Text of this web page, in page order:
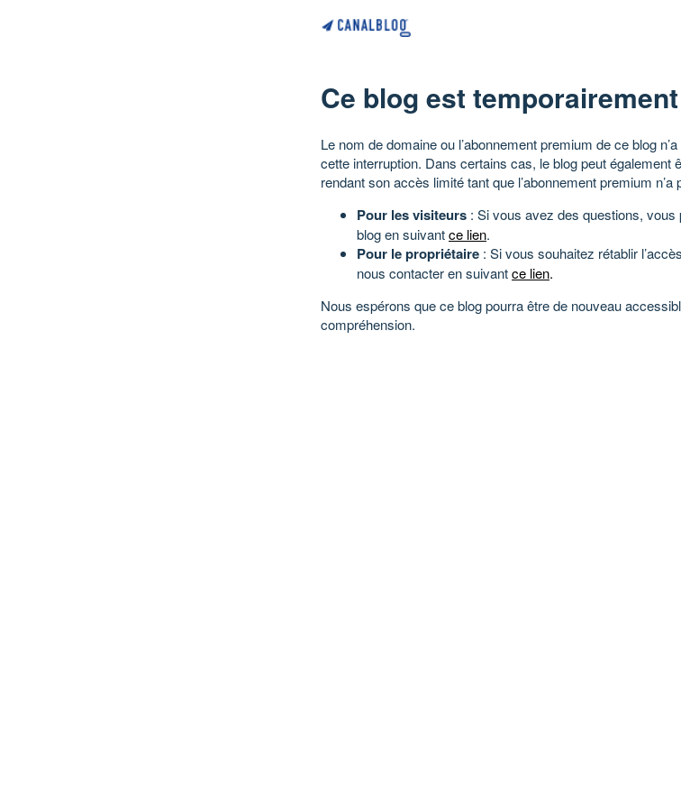
Ce blog est
Le nom de domaine ou l’abonnement premium de ce blog
cette interruption. Dans certains cas, le blog peut également
rendant son accès limité tant que l’abonnement premium n’a
Pour les visiteurs : Si vous avez des questions,
blog en suivantce lien.
Pour le propriétaire : Si vous souhaitez rétablir
nous contacter en suivantce lien.
Nous espérons que ce blog pourra être de nouveau
compréhension.